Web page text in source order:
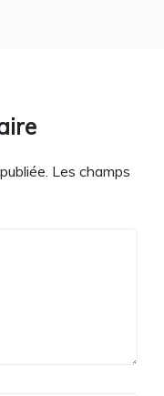
Les champs